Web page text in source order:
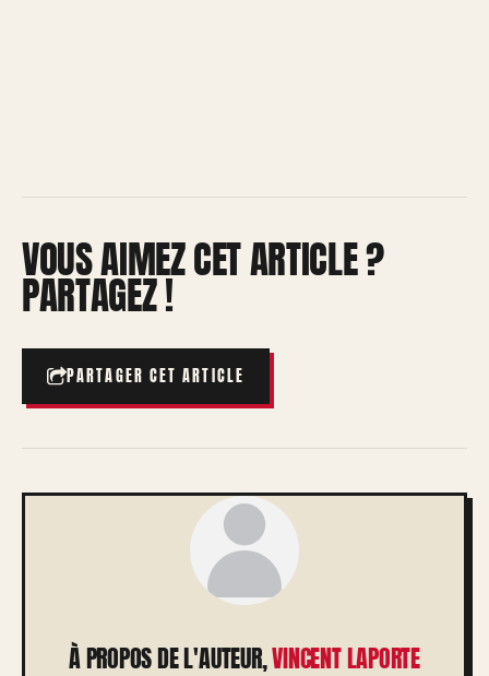
VOUS AIMEZ CET ARTICLE ?
PARTAGEZ !
PARTAGER CET ARTICLE
À PROPOS DE L'AUTEUR,VINCENT LAPORTE